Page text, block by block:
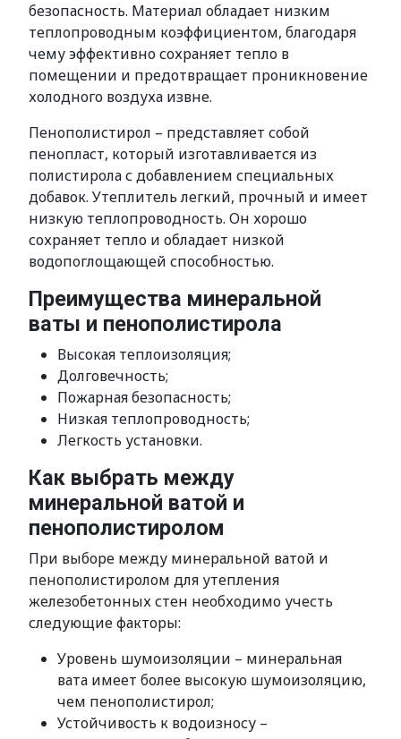
безопасность. Материал обладает низким
теплопроводным коэффициентом, благодаря
чему эффективно сохраняет тепло в
помещении и предотвращает проникновение
холодного воздуха извне.
Пенополистирол – представляет собой
пенопласт, который изготавливается из
полистирола с добавлением специальных
добавок. Утеплитель легкий, прочный и имеет
низкую теплопроводность. Он хорошо
сохраняет тепло и обладает низкой
водопоглощающей способностью.
Преимущества минеральной
ваты и пенополистирола
Высокая теплоизоляция;
Долговечность;
Пожарная безопасность;
Низкая теплопроводность;
Легкость установки.
Как выбрать между
минеральной ватой и
пенополистиролом
При выборе между минеральной ватой и
пенополистиролом для утепления
железобетонных стен необходимо учесть
следующие факторы:
Уровень шумоизоляции – минеральная
вата имеет более высокую шумоизоляцию,
чем пенополистирол;
Устойчивость к водоизносу –